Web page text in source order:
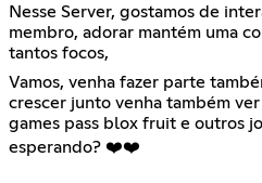
Nesse Server, gostamos de
membro, adorar mantém uma
tantos focos,
Vamos, venha fazer parte
crescer junto venha também
games pass blox fruit e outros
esperando? ❤️❤️